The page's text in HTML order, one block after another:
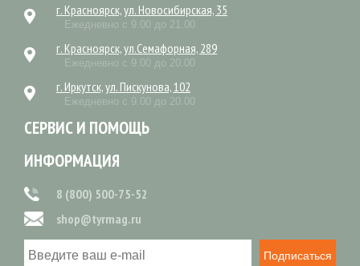
г. Красноярск, ул. Новосибирская, 35
Ежедневно с 9.00 до 21.00
г. Красноярск, ул.Семафорная, 289
Ежедневно с 9.00 до 20.00
г. Иркутск, ул. Пискунова, 102
Ежедневно с 9.00 до 20.00
СЕРВИС И ПОМОЩЬ
ИНФОРМАЦИЯ
8 (800) 500-75-52
shop@tyrmag.ru
Подписаться